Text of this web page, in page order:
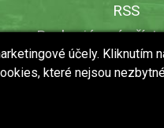
RSS
Bezbariérový
Vytisknout
účely. Kliknutím
které nejsou